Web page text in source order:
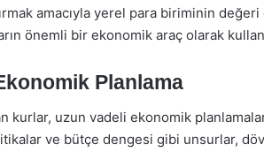
amacıyla yerel para biriminin
önemli bir ekonomik araç olarak
Planlama
kurlar, uzun vadeli ekonomik
ve bütçe dengesi gibi unsurlar,